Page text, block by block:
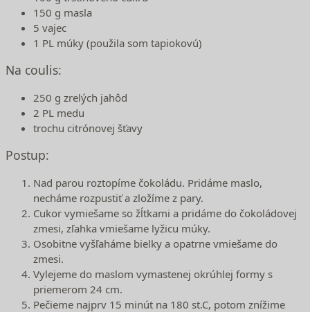
150 g masla
5 vajec
1 PL múky (použila som tapiokovú)
Na coulis:
250 g zrelých jahôd
2 PL medu
trochu citrónovej šťavy
Postup:
Nad parou roztopíme čokoládu. Pridáme maslo,
necháme rozpustiť a zložíme z pary.
Cukor vymiešame so žĺtkami a pridáme do čokoládovej
zmesi, zľahka vmiešame lyžicu múky.
Osobitne vyšľaháme bielky a opatrne vmiešame do
zmesi.
Vylejeme do maslom vymastenej okrúhlej formy s
priemerom 24 cm.
Pečieme najprv 15 minút na 180 st.C, potom znížime